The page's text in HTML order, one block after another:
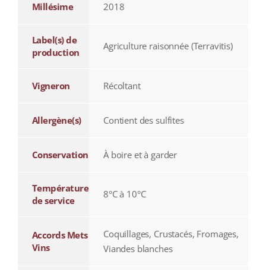
Millésime 2018
Label(s) de
production
Agriculture raisonnée (Terravitis)
Vigneron Récoltant
Allergène(s) Contient des sulfites
Conservation À boire et à garder
Température
de service
8°C à 10°C
Accords Mets
Vins
Coquillages, Crustacés, Fromages,
Viandes blanches